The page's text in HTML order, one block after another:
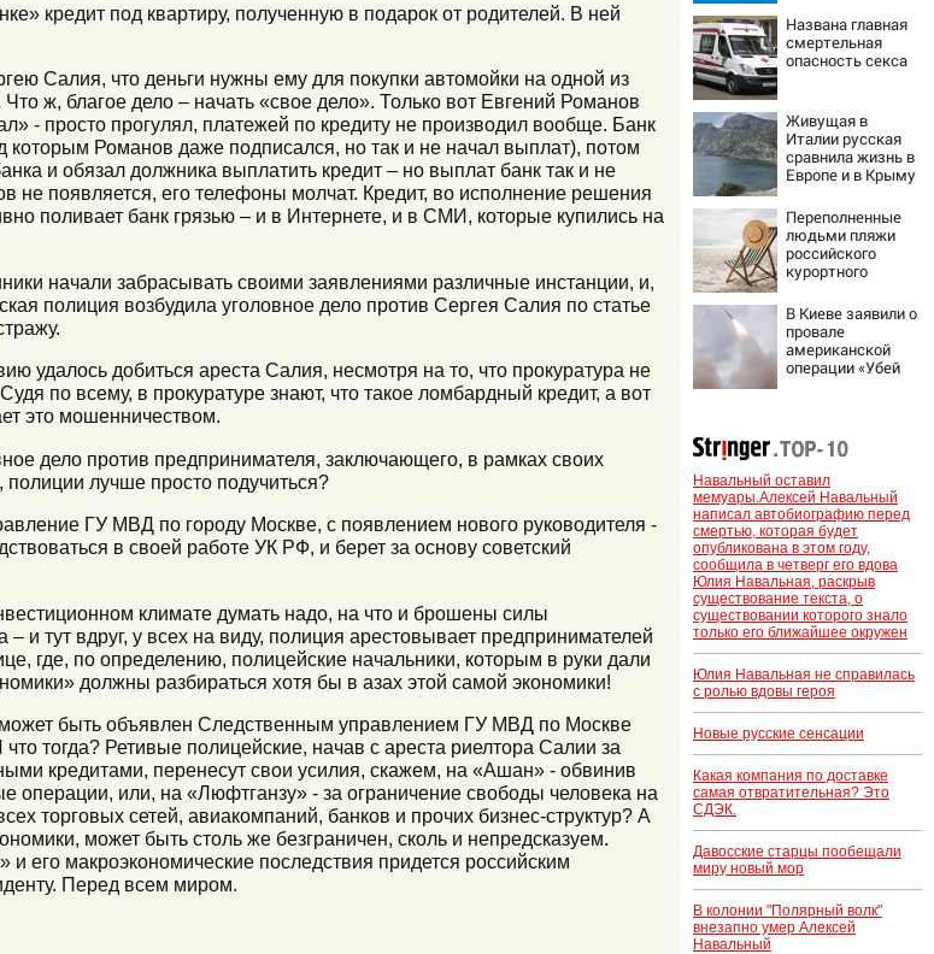
кредит под квартиру, полученную в подарок от родителей. В ней
Салия, что деньги нужны ему для покупки автомойки на одной из
ж, благое дело – начать «свое дело». Только вот Евгений Романов
- просто прогулял, платежей по кредиту не производил вообще. Банк
которым Романов даже подписался, но так и не начал выплат), потом
и обязал должника выплатить кредит – но выплат банк так и не
не появляется, его телефоны молчат. Кредит, во исполнение решения
поливает банк грязью – и в Интернете, и в СМИ, которые купились на
начали забрасывать своими заявлениями различные инстанции, и,
полиция возбудила уголовное дело против Сергея Салия по статье
удалось добиться ареста Салия, несмотря на то, что прокуратура не
по всему, в прокуратуре знают, что такое ломбардный кредит, а вот
это мошенничеством.
дело против предпринимателя, заключающего, в рамках своих
лучше просто подучиться?
ГУ МВД по городу Москве, с появлением нового руководителя -
в своей работе УК РФ, и берет за основу советский
климате думать надо, на что и брошены силы
и тут вдруг, у всех на виду, полиция арестовывает предпринимателей
где, по определению, полицейские начальники, которым в руки дали
должны разбираться хотя бы в азах этой самой экономики!
быть объявлен Следственным управлением ГУ МВД по Москве
тогда? Ретивые полицейские, начав с ареста риелтора Салии за
кредитами, перенесут свои усилия, скажем, на «Ашан» - обвинив
операции, или, на «Люфтганзу» - за ограничение свободы человека на
торговых сетей, авиакомпаний, банков и прочих бизнес-структур? А
может быть столь же безграничен, сколь и непредсказуем.
и его макроэкономические последствия придется российским
Перед всем миром.
Россию и Китай:
это инструмент
первого
массированного
Названа главная
смертельная
опасность секса
Живущая в
Италии русская
сравнила жизнь в
Европе и в Крыму
Переполненные
людьми пляжи
российского
курортного
видео
В Киеве заявили о
провале
американской
операции «Убей
Навальный оставил
мемуары.Алексей Навальный
написал автобиографию перед
смертью, которая будет
опубликована в этом году,
сообщила в четверг его вдова
Юлия Навальная, раскрыв
существование текста, о
существовании которого знало
только его ближайшее окружен
Юлия Навальная не справилась
с ролью вдовы героя
Новые русские сенсации
Какая компания по доставке
самая отвратительная? Это
СДЭК.
Давосские старцы пообещали
миру новый мор
В колонии "Полярный волк"
внезапно умер Алексей
Навальный